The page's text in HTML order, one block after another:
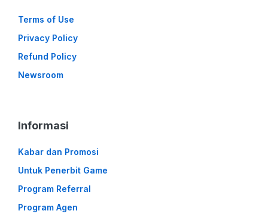
Terms of Use
Privacy Policy
Refund Policy
Newsroom
Informasi
Kabar dan Promosi
Untuk Penerbit Game
Program Referral
Program Agen